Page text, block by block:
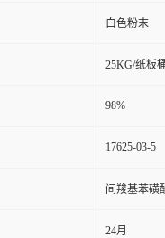
白色粉末
25KG/纸板
98%
17625-03-5
间羧基苯磺
24月